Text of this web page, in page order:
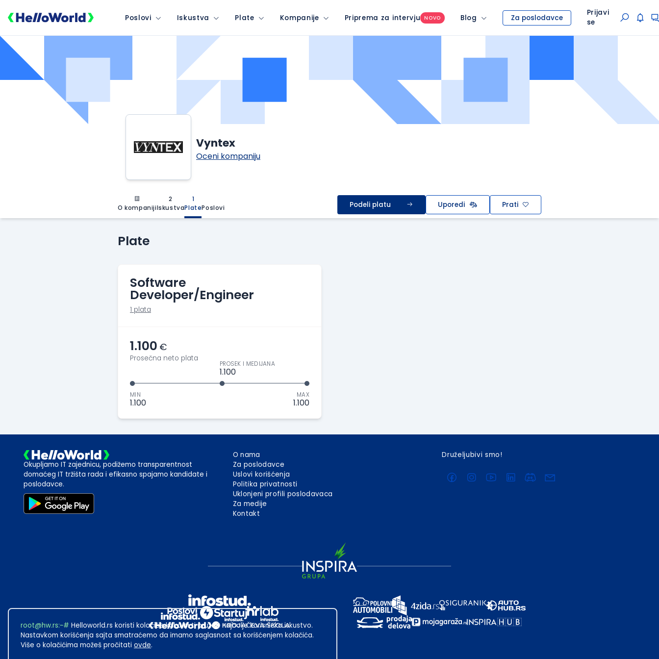
Poslovi Iskustva Plate Kompanije Priprema za intervju NOVO Blog Za poslodavce
Prijavi
se
Vyntex
Oceni kompaniju
O kompaniji
2
Iskustva
1
PlatePoslovi Podeli platu Uporedi Prati
Plate
Software
Developer/Engineer
1 plata
1.100 €
Prosečna neto plata
MIN
1.100
PROSEK I MEDIJANA
1.100
MAX
1.100
Okupljamo IT zajednicu, podižemo transparentnost
domaćeg IT tržišta rada i efikasno spajamo kandidate i
poslodavce.
O nama
Za poslodavce
Uslovi korišćenja
Politika privatnosti
Uklonjeni profili poslodavaca
Za medije
Kontakt
Druželjubivi smo!
root@hw.rs:~# Helloworld.rs koristi kolačiće kako bi ti pružao najbolje korisničko iskustvo.
Nastavkom korišćenja sajta smatraćemo da imamo saglasnost sa korišćenjem kolačića.
Više o kolačićima možeš pročitati ovde.